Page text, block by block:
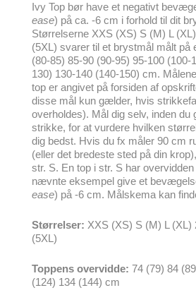
Ivy Top bør have et negativt
ease) på ca. -6 cm i forhold til dit
Størrelserne XXS (XS) S (M) L
(5XL) svarer til et brystmål målt på
(80-85) 85-90 (90-95) 95-100 (100-
130) 130-140 (140-150) cm.
top er angivet på forsiden af
disse mål kun gælder, hvis
overholdes). Mål dig selv, inden du
strikke, for at vurdere hvilken
dig bedst. Hvis du fx måler 90 cm
(eller det bredeste sted på din
str. S. En top i str. S har
nævnte eksempel give et
ease) på -6 cm. Målskema kan
Størrelser: XXS (XS) S (M) L (XL)
(5XL)
Toppens overvidde: 74 (79) 84
(124) 134 (144) cm